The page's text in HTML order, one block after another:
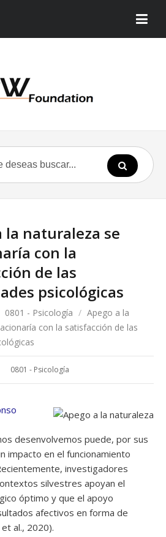
la naturaleza se
con la
de las
psicológicas
0801 - Psicología / Apego a la
con la satisfacción de las
0801 - Psicología
desenvolvemos puede, por sus
impacto en el funcionamiento
investigadores
silvestres apoyan el
óptimo y que el apoyo
afectivos en forma de
al., 2020).